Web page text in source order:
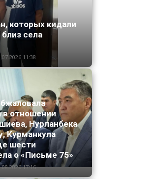
которых кидали
села
11:38
в отношении
Нурланбека
Курманкула
шести
о «Письме 75»
17:16